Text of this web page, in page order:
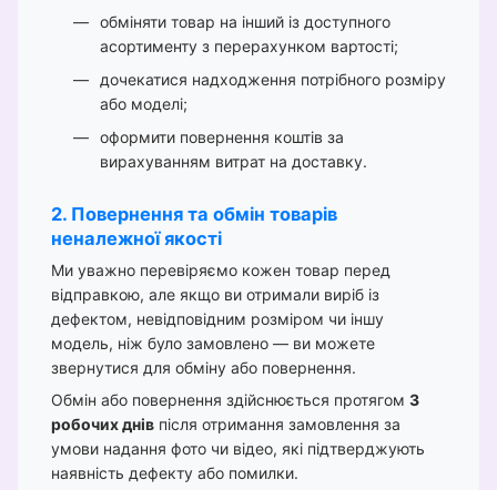
обміняти товар на інший із доступного
асортименту з перерахунком вартості;
дочекатися надходження потрібного розміру
або моделі;
оформити повернення коштів за
вирахуванням витрат на доставку.
2. Повернення та обмін товарів
неналежної якості
Ми уважно перевіряємо кожен товар перед
відправкою, але якщо ви отримали виріб із
дефектом, невідповідним розміром чи іншу
модель, ніж було замовлено — ви можете
звернутися для обміну або повернення.
Обмін або повернення здійснюється протягом 3
робочих днів після отримання замовлення за
умови надання фото чи відео, які підтверджують
наявність дефекту або помилки.